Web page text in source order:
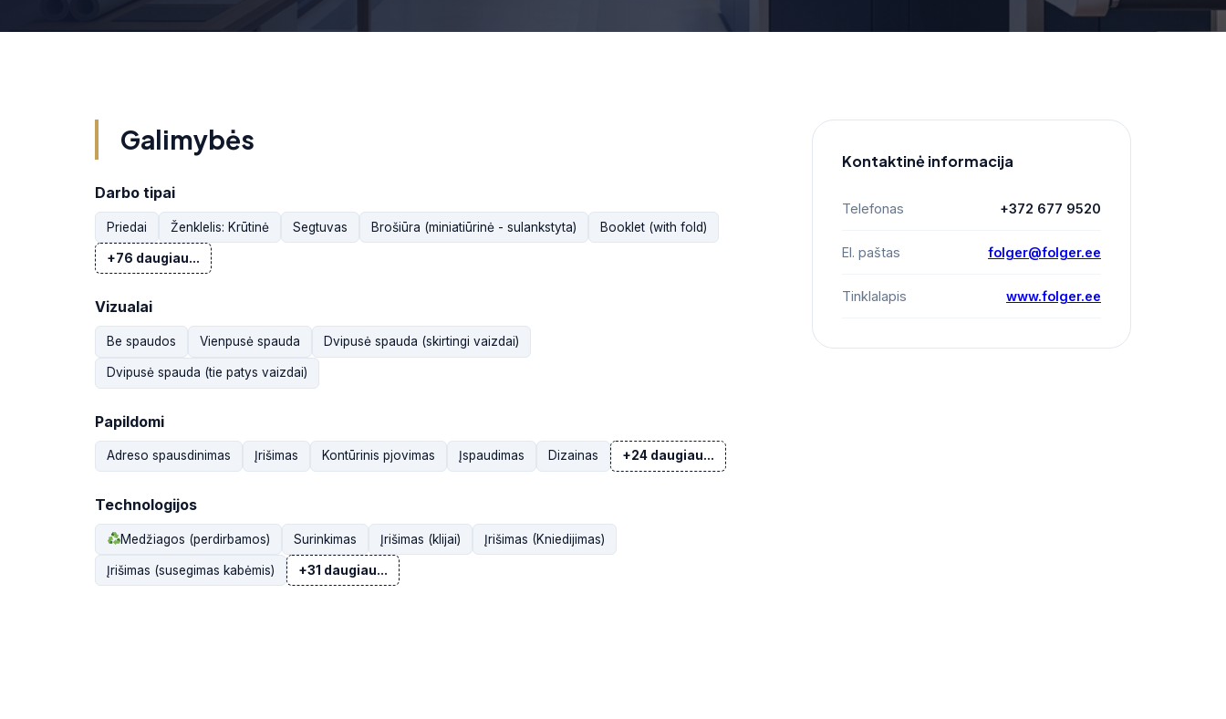
Galimybės
Darbo tipai
Priedai Ženklelis: Krūtinė Segtuvas Brošiūra (miniatiūrinė - sulankstyta) Booklet (with fold)
+76 daugiau...
Vizualai
Be spaudos Vienpusė spauda Dvipusė spauda (skirtingi vaizdai)
Dvipusė spauda (tie patys vaizdai)
Papildomi
Adreso spausdinimas Įrišimas Kontūrinis pjovimas Įspaudimas Dizainas +24 daugiau...
Technologijos
Medžiagos (perdirbamos) Surinkimas Įrišimas (klijai) Įrišimas (Kniedijimas)
Įrišimas (susegimas kabėmis) +31 daugiau...
Kontaktinė informacija
Telefonas +372 677 9520
El. paštas folger@folger.ee
Tinklalapis www.folger.ee